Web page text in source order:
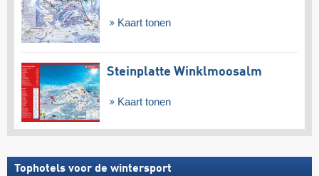
Kaart tonen
Steinplatte Winklmoosalm
Kaart tonen
Tophotels voor de wintersport